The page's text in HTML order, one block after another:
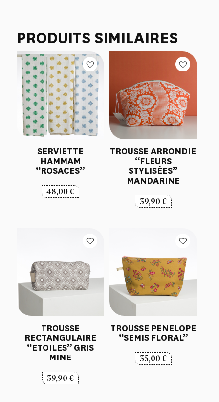
PRODUITS SIMILAIRES
SERVIETTE
HAMMAM
“ROSACES”
48,00€
TROUSSE ARRONDIE
“FLEURS
STYLISÉES”
MANDARINE
39,90€
TROUSSE
RECTANGULAIRE
“ETOILES” GRIS
MINE
39,90€
TROUSSE PENELOPE
“SEMIS FLORAL”
35,00€